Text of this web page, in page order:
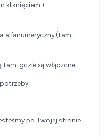
kliknięciem +
alfanumeryczny (tam,
gdzie są włączone
potrzeby
po Twojej stronie